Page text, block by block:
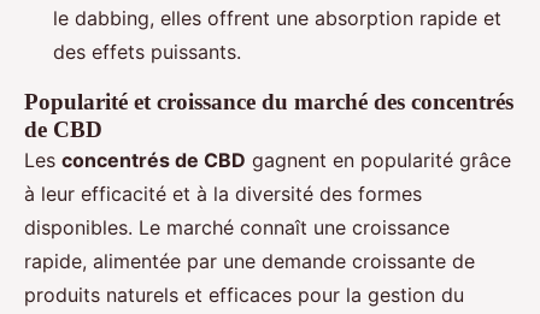
le dabbing, elles offrent une absorption rapide et
des effets puissants.
Popularité et croissance du marché des concentrés
de CBD
Les concentrés de CBD gagnent en popularité grâce
à leur efficacité et à la diversité des formes
disponibles. Le marché connaît une croissance
rapide, alimentée par une demande croissante de
produits naturels et efficaces pour la gestion du